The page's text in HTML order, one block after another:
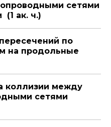
сетями
ак. ч.)
по
на продольные
коллизии между
сетями